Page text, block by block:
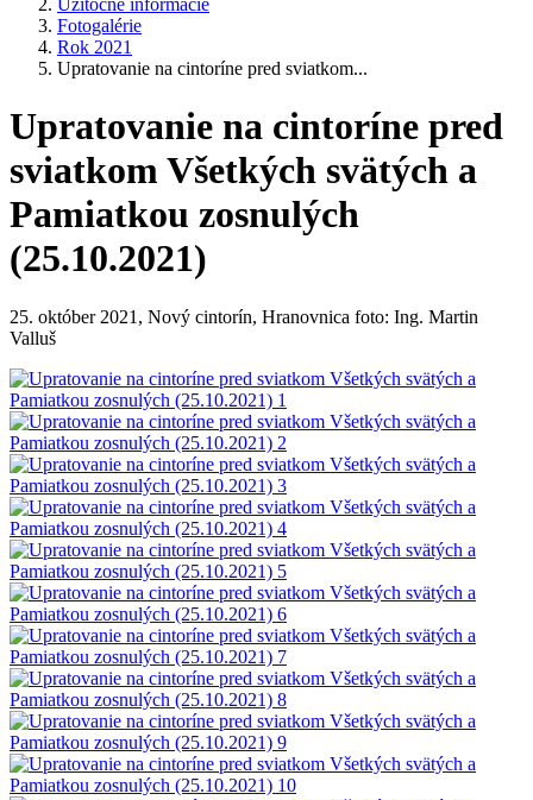
Užitočné informácie
Fotogalérie
Rok 2021
Upratovanie na cintoríne pred sviatkom...
Upratovanie na cintoríne pred
sviatkom Všetkých svätých a
Pamiatkou zosnulých
(25.10.2021)
25. október 2021, Nový cintorín, Hranovnica foto: Ing. Martin
Valluš